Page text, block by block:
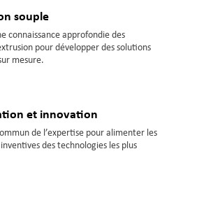
souple
connaissance approfondie des
pour développer des solutions
mesure.
et innovation
de l’expertise pour alimenter les
des technologies les plus